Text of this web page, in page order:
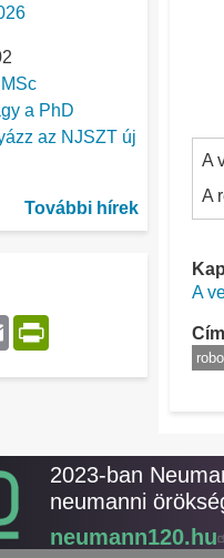
A
A
A
a PhD
az NJSZT új
További hírek
Email
2023-ban
neumanni
neumann120.hu